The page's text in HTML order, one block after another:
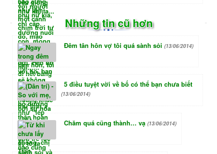
Những tin cũ hơn
Đêm tân hôn vợ tôi quá sành sỏi (13/06/2014)
5 điều tuyệt vời về bố có thể bạn chưa biết
(13/06/2014)
Chăm quá cũng thành… vạ (13/06/2014)